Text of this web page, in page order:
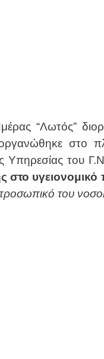
“Λωτός”
στο
Υπηρεσίας του
στο
του